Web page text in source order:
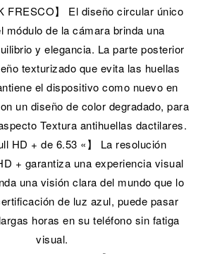
FRESCO】 El diseño circular único
módulo de la cámara brinda una
y elegancia. La parte posterior
texturizado que evita las huellas
el dispositivo como nuevo en
un diseño de color degradado, para
Textura antihuellas dactilares.
HD + de 6.53 «】 La resolución
+ garantiza una experiencia visual
una visión clara del mundo que lo
de luz azul, puede pasar
horas en su teléfono sin fatiga
visual.